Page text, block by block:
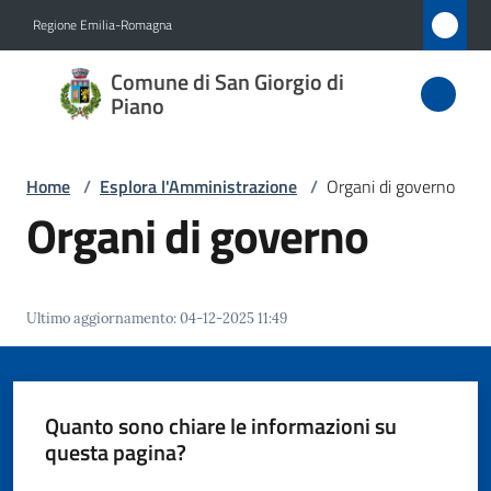
Regione Emilia-Romagna
Comune di San Giorgio di
Piano
Comune
di San
di Piano
Amministrazione
Novità
Servizi
Vivere
San
Home / Esplora l'Amministrazione / Organi di governo
Organi di governo
Ultimo aggiornamento:04-12-2025 11:49
Quanto sono chiare le informazioni su
questa pagina?